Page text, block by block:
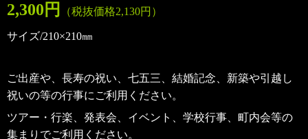
2,300円 （税抜価格2,130円）
サイズ/210×210㎜
ご出産や、長寿の祝い、七五三、結婚記念、新築や引越し
祝いの等の行事にご利用ください。
ツアー・行楽、発表会、イベント、学校行事、町内会等の
集まりでご利用ください。